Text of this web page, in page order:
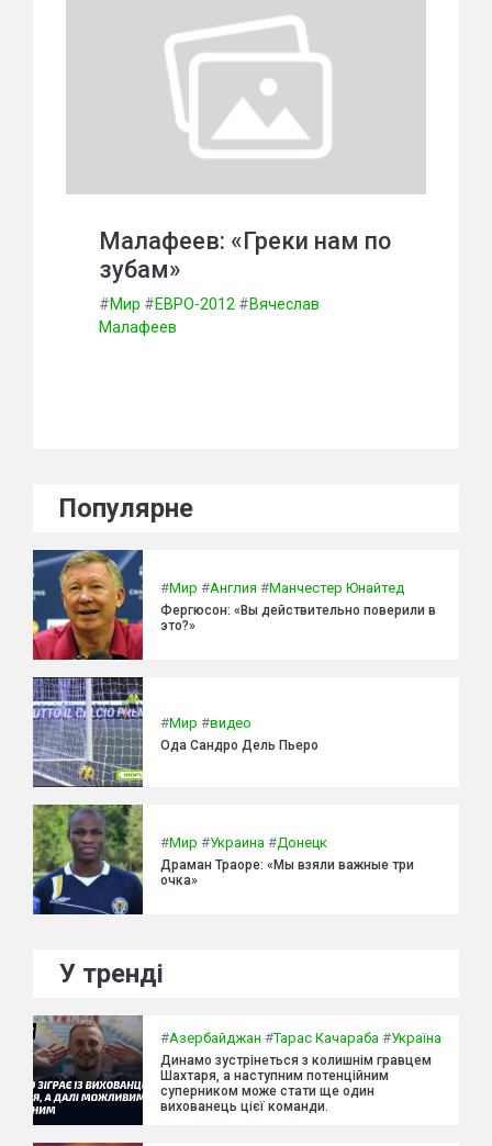
Малафеев: «Греки нам по
зубам»
#Мир #ЕВРО-2012 #Вячеслав
Малафеев
Популярне
#Мир #Англия #Манчестер Юнайтед
Фергюсон: «Вы действительно поверили в
это?»
#Мир #видео
Ода Сандро Дель Пьеро
#Мир #Украина #Донецк
Драман Траоре: «Мы взяли важные три
очка»
У тренді
#Азербайджан #Тарас Качараба #Україна
Динамо зустрінеться з колишнім гравцем
Шахтаря, а наступним потенційним
суперником може стати ще один
вихованець цієї команди.